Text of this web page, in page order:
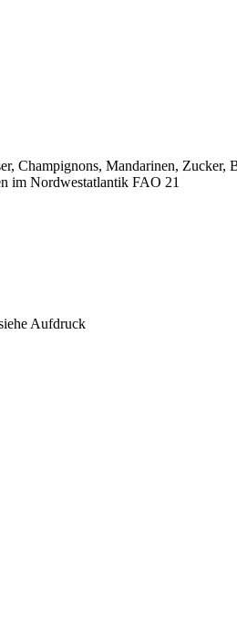
Champignons, Mandarinen,
im Nordwestatlantik FAO 21
Aufdruck